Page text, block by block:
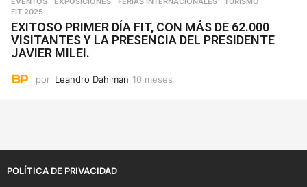
FIT 2025
EXITOSO PRIMER DÍA FIT, CON MÁS DE 62.000
VISITANTES Y LA PRESENCIA DEL PRESIDENTE
JAVIER MILEI.
por Leandro Dahlman 10 meses
POLÍTICA DE PRIVACIDAD